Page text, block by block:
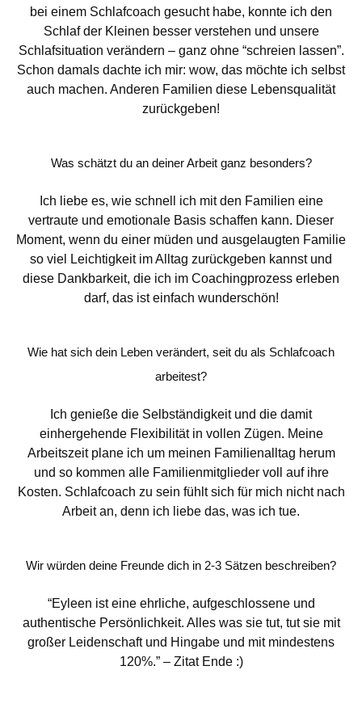
bei einem Schlafcoach gesucht habe, konnte ich den
Schlaf der Kleinen besser verstehen und unsere
Schlafsituation verändern – ganz ohne “schreien lassen”.
Schon damals dachte ich mir: wow, das möchte ich selbst
auch machen. Anderen Familien diese Lebensqualität
zurückgeben!
Was schätzt du an deiner Arbeit ganz besonders?
Ich liebe es, wie schnell ich mit den Familien eine
vertraute und emotionale Basis schaffen kann. Dieser
Moment, wenn du einer müden und ausgelaugten Familie
so viel Leichtigkeit im Alltag zurückgeben kannst und
diese Dankbarkeit, die ich im Coachingprozess erleben
darf, das ist einfach wunderschön!
Wie hat sich dein Leben verändert, seit du als Schlafcoach
arbeitest?
Ich genieße die Selbständigkeit und die damit
einhergehende Flexibilität in vollen Zügen. Meine
Arbeitszeit plane ich um meinen Familienalltag herum
und so kommen alle Familienmitglieder voll auf ihre
Kosten. Schlafcoach zu sein fühlt sich für mich nicht nach
Arbeit an, denn ich liebe das, was ich tue.
Wir würden deine Freunde dich in 2-3 Sätzen beschreiben?
“Eyleen ist eine ehrliche, aufgeschlossene und
authentische Persönlichkeit. Alles was sie tut, tut sie mit
großer Leidenschaft und Hingabe und mit mindestens
120%.” – Zitat Ende :)